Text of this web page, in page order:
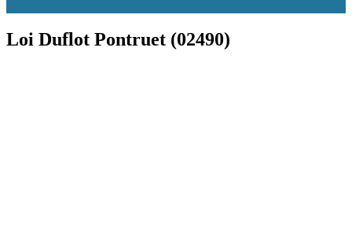
Loi Duflot Pontruet (02490)